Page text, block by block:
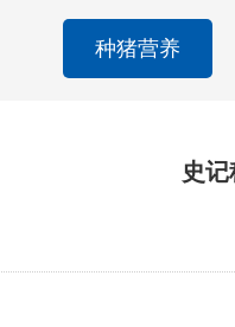
种猪营养
史记